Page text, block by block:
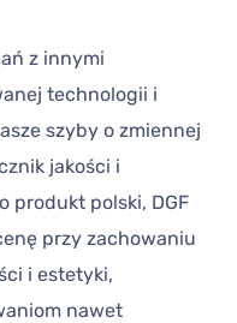
z innymi
technologii i
szyby o zmiennej
jakości i
produkt polski, DGF
przy zachowaniu
i estetyki,
nawet